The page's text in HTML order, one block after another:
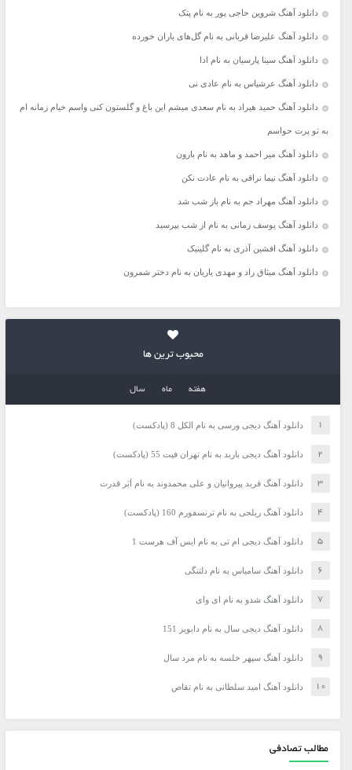
دانلود آهنگ شروین حاجی پور به نام پتک
دانلود آهنگ علیرضا قربانی به نام گل‌های باران خورده
دانلود آهنگ سینا پارسیان به نام ادا
دانلود آهنگ عرشیاس به نام عادی نی
دانلود آهنگ حمید هیراد به نام سعدی میشم این باغ و گلستون کنی واسم خیام زمانه ام
به تو پرت حواسم
دانلود آهنگ میر احمد و ماهد به نام بارون
دانلود آهنگ نیما نراقی به نام عادت نکن
دانلود آهنگ مهراد جم به نام باز شب شد
دانلود آهنگ یوسف زمانی به نام از شب بپرسید
دانلود آهنگ افشین آذری به نام گلینیک
دانلود آهنگ میثاق راد و مهدی یاریان به نام دختر شمرون
محبوب ترین ها
هفته ماه سال
دانلود آهنگ دیجی ورسی به نام الکل 8 (پادکست)
دانلود آهنگ دیجی باربد به نام تهران فیت 55 (پادکست)
دانلود آهنگ فرید پیروانیان و علی محمدوند به نام اَبَر قدرت
دانلود آهنگ ریلجی به نام ترنسفورم 160 (پادکست)
دانلود آهنگ دیجی ام تی به نام ایس آف هرست 1
دانلود آهنگ سامیاس به نام دلتنگی
دانلود آهنگ شدو به نام ای وای
دانلود آهنگ دیجی سال به نام دابویز 151
دانلود آهنگ سپهر خلسه به نام مرد سال
دانلود آهنگ امید سلطانی به نام تقاص
مطالب تصادفی